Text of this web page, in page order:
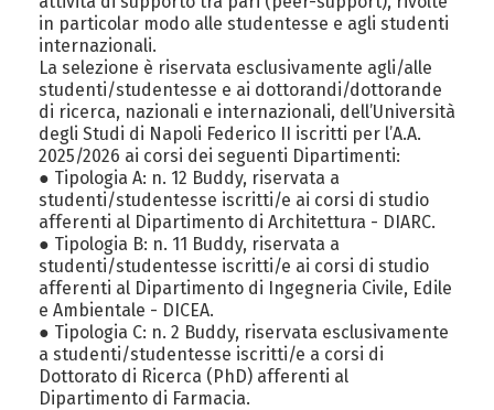
in particolar modo alle studentesse e agli studenti
internazionali.
La selezione è riservata esclusivamente agli/alle
studenti/studentesse e ai dottorandi/dottorande
di ricerca, nazionali e internazionali, dell’Università
degli Studi di Napoli Federico II iscritti per l’A.A.
2025/2026 ai corsi dei seguenti Dipartimenti:
● Tipologia A: n. 12 Buddy, riservata a
studenti/studentesse iscritti/e ai corsi di studio
afferenti al Dipartimento di Architettura - DIARC.
● Tipologia B: n. 11 Buddy, riservata a
studenti/studentesse iscritti/e ai corsi di studio
afferenti al Dipartimento di Ingegneria Civile, Edile
e Ambientale - DICEA.
● Tipologia C: n. 2 Buddy, riservata esclusivamente
a studenti/studentesse iscritti/e a corsi di
Dottorato di Ricerca (PhD) afferenti al
Dipartimento di Farmacia.